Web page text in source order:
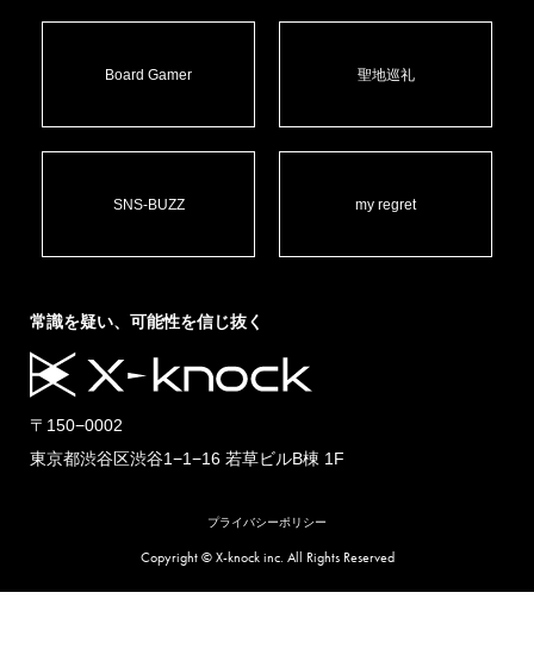
Board Gamer 聖地巡礼
SNS-BUZZ my regret
常識を疑い、可能性を信じ抜く
〒150−0002
東京都渋谷区渋谷1−1−16 若草ビルB棟 1F
プライバシーポリシー
Copyright © X-knock inc. All Rights Reserved